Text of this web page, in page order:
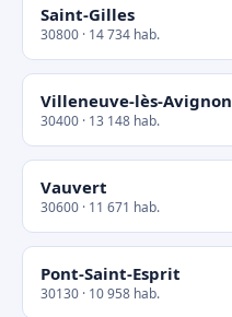
Saint-Gilles
30800 · 14 734 hab.
Villeneuve-lès-Avignon
30400 · 13 148 hab.
Vauvert
30600 · 11 671 hab.
Pont-Saint-Esprit
30130 · 10 958 hab.